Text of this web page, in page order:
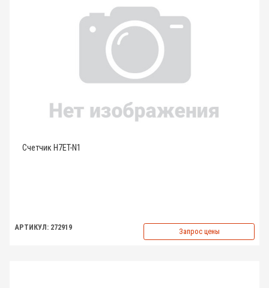
Счетчик H7ET-N1
АРТИКУЛ: 272919 Запрос цены